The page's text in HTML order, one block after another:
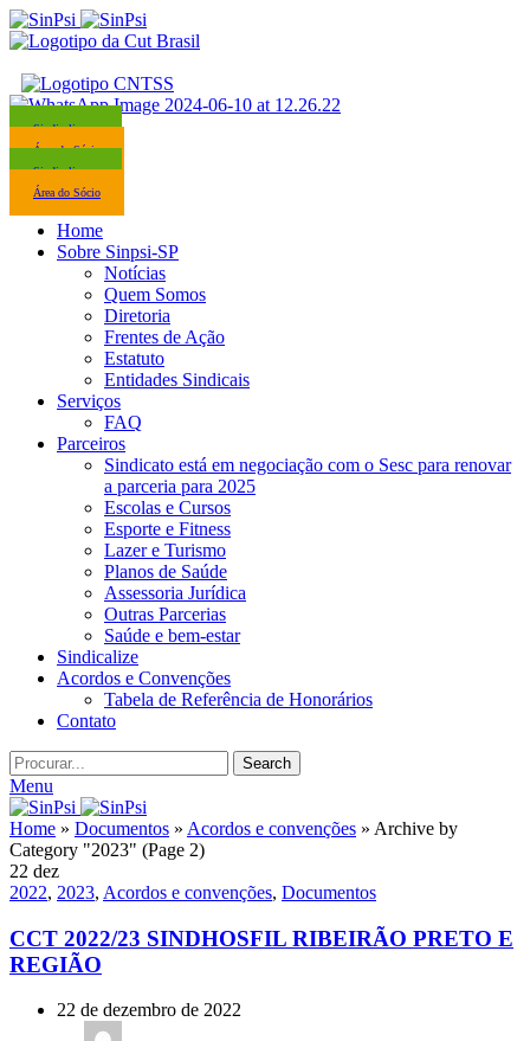
Sindicalize-se
Área do Sócio
Sindicalize-se
Área do Sócio
Home
Sobre Sinpsi-SP
Notícias
Quem Somos
Diretoria
Frentes de Ação
Estatuto
Entidades Sindicais
Serviços
FAQ
Parceiros
Sindicato está em negociação com o Sesc para renovar
a parceria para 2025
Escolas e Cursos
Esporte e Fitness
Lazer e Turismo
Planos de Saúde
Assessoria Jurídica
Outras Parcerias
Saúde e bem-estar
Sindicalize
Acordos e Convenções
Tabela de Referência de Honorários
Contato
Search
Menu
Home » Documentos » Acordos e convenções » Archive by
Category "2023" (Page 2)
22 dez
2022, 2023, Acordos e convenções, Documentos
CCT 2022/23 SINDHOSFIL RIBEIRÃO PRETO E
REGIÃO
22 de dezembro de 2022